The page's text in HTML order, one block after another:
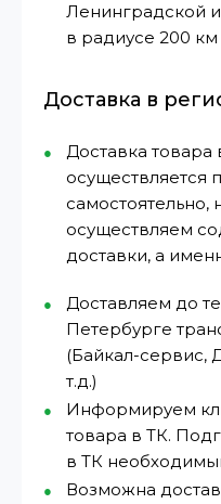
Ленинградской
в радиусе 200
Доставка в
Доставка
осуществляется
осуществляем
доставки, а
Доставляем до
Петербурге
(Байкал-сервис,
т.д.)
Информируем
товара в ТК.
в ТК
Возможна